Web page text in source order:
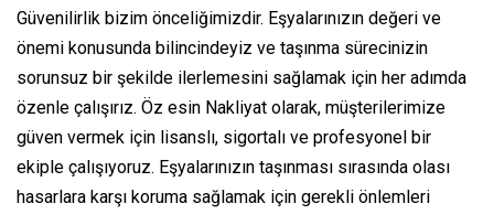
Güvenilirlik bizim önceliğimizdir. Eşyalarınızın değeri ve
önemi konusunda bilincindeyiz ve taşınma sürecinizin
sorunsuz bir şekilde ilerlemesini sağlamak için her adımda
özenle çalışırız. Öz esin Nakliyat olarak, müşterilerimize
güven vermek için lisanslı, sigortalı ve profesyonel bir
ekiple çalışıyoruz. Eşyalarınızın taşınması sırasında olası
hasarlara karşı koruma sağlamak için gerekli önlemleri